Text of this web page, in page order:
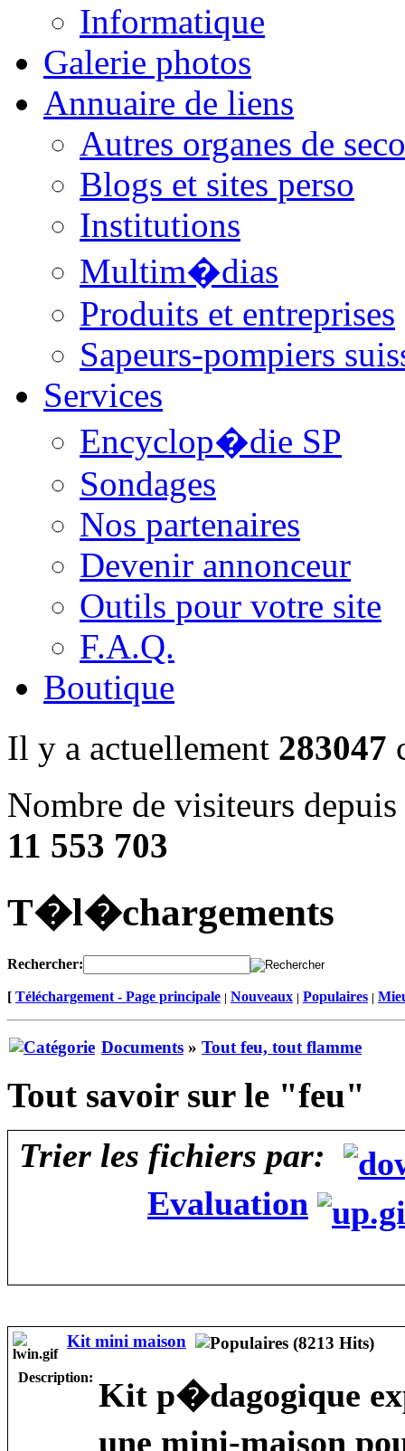
Informatique
Galerie photos
Annuaire de liens
Autres organes de
Blogs et sites perso
Institutions
Multim�dias
Produits et entreprises
Sapeurs-pompiers
Services
Encyclop�die SP
Sondages
Nos partenaires
Devenir annonceur
Outils pour votre site
F.A.Q.
Boutique
Il y a actuellement 283047
Nombre de visiteurs
11 553 703
T�l�chargements
Rechercher:
[ Téléchargement - Page principale | Nouveaux | Populaires |
Documents » Tout feu, tout flamme
Tout savoir sur le "feu"
Trier les fichiers par:
Evaluation
Kit mini maison
Description: Kit p�dagogique
une mini-maison